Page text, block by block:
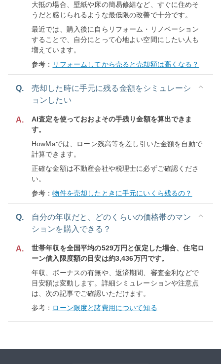
大抵の場合、壁紙や床の簡易修繕など、すぐに住めそ
うだと感じられるような最低限の改善で十分です。
最近では、購入後に自らリフォーム・リノベーション
することで、自分にとって心地よい空間にしたい人も
増えています。
参考： リフォームしてから売ると売却額は高くなる？
Q.
売却した時に手元に残る金額をシミュレーシ
ョンしたい
A.
AI査定を使っておおよその手残り金額を算出できま
す。
HowMaでは、ローン残高等を差し引いた金額を自動で
計算できます。
正確な金額は不動産会社や税理士に必ずご確認くださ
い。
参考：物件を売却したときに手元にいくら残るの？
Q.
自分の年収だと、どのくらいの価格帯のマン
ションを購入できる？
A.
世帯年収を全国平均の529万円と仮定した場合、住宅ロ
ーン借入限度額の目安は約3,436万円です。
年収、ボーナスの有無や、返済期間、審査金利などで
目安額は変動します。詳細シミュレーションや注意点
は、次の記事でご確認いただけます。
参考： ローン限度と諸費用について知る